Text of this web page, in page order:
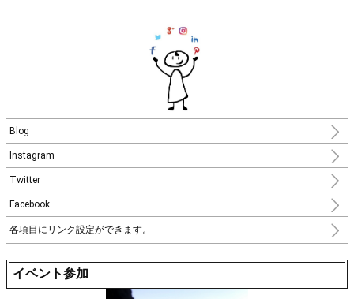
Blog
Instagram
Twitter
Facebook
各項目にリンク設定ができます。
イベント参加